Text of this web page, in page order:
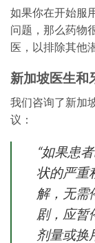
如果你在开始服
问题，那么药物
医，以排除其他
新加坡医生和
我们咨询了新加
议：
“如果患
状的严重
解，无需
剧，应暂
剂量或换